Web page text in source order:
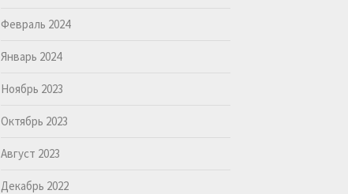
Февраль 2024
Январь 2024
Ноябрь 2023
Октябрь 2023
Август 2023
Декабрь 2022